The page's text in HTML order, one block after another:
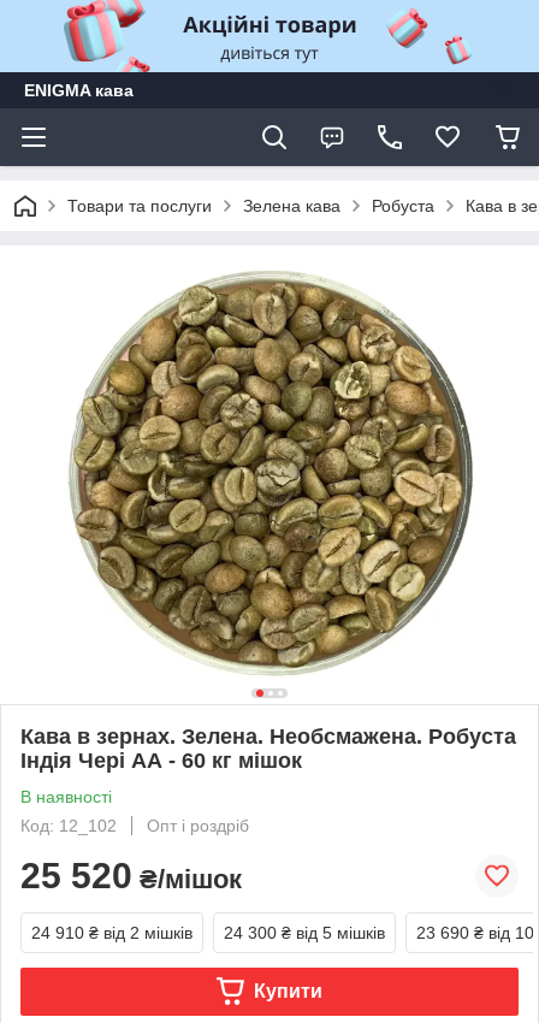
ENIGMA кава
Товари та послуги Зелена кава Робуста Кава в
Кава в зернах. Зелена. Необсмажена. Робуста
Індія Чері АА - 60 кг мішок
В наявності
Код: 12_102
Опт і роздріб
25 520 ₴/мішок
24 910 ₴ від 2 мішків 24 300 ₴ від 5 мішків 23 690 ₴ від 10
Купити